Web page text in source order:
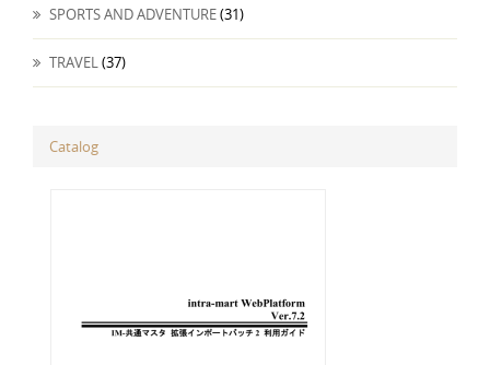
SPORTS AND ADVENTURE(31)
TRAVEL(37)
Catalog